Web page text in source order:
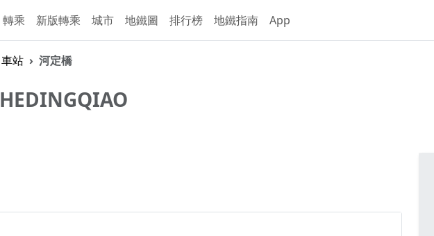
轉乘 新版轉乘 城市 地鐵圖 排行榜 地鐵指南 App
車站 河定橋
HEDINGQIAO